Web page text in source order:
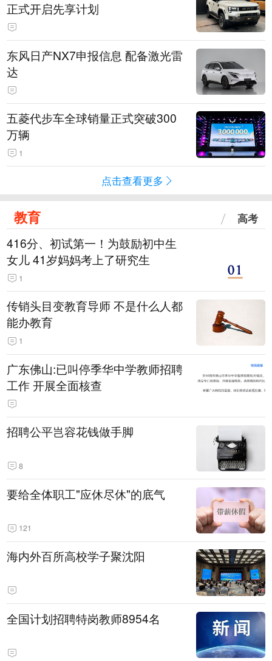
正式开启先享计划
东风日产NX7申报信息 配备激光雷
达
五菱代步车全球销量正式突破300
万辆
1
点击查看更多
教育 高考
416分、初试第一！为鼓励初中生
女儿 41岁妈妈考上了研究生
1
传销头目变教育导师 不是什么人都
能办教育
1
广东佛山:已叫停季华中学教师招聘
工作 开展全面核查
招聘公平岂容花钱做手脚
8
要给全体职工"应休尽休"的底气
121
海内外百所高校学子聚沈阳
全国计划招聘特岗教师8954名